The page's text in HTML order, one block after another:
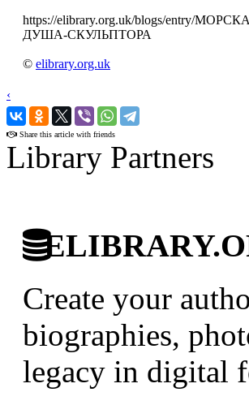
https://elibrary.org.uk/blogs/entry/
ДУША-СКУЛЬПТОРА
© elibrary.org.uk
‹
›
Share this article with friends
Library Partners
Create your
biographies,
legacy in digital